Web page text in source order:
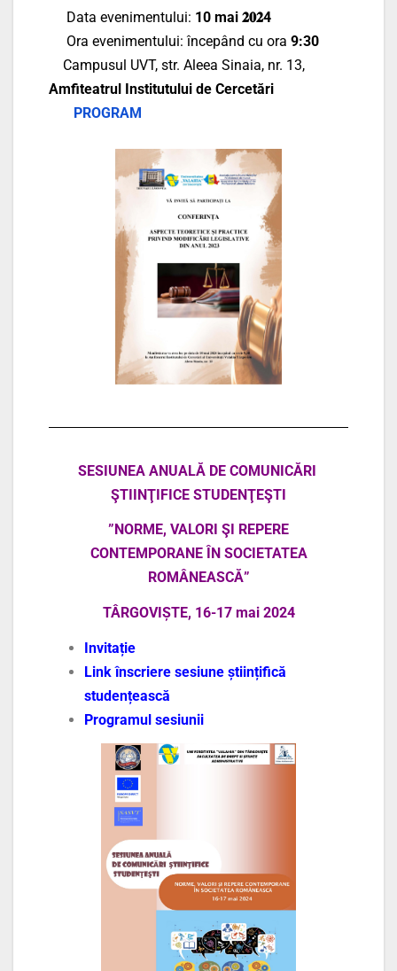
Data evenimentului: 10 mai 𝟐𝟎𝟐4
Ora evenimentului: începând cu ora 9:30
Campusul UVT, str. Aleea Sinaia, nr. 13,
Amfiteatrul Institutului de Cercetări
PROGRAM
SESIUNEA ANUALĂ DE COMUNICĂRI
ŞTIINŢIFICE STUDENŢEŞTI
” NORME, VALORI ŞI REPERE
CONTEMPORANEÎN SOCIETATEA
ROMÂNEASCĂ”
TÂRGOVIȘTE, 16-17 mai 2024
Invitație
Link înscriere sesiune științifică
studențească
Programul sesiunii